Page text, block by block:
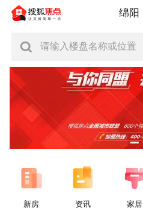
绵阳
请输入楼盘名称或位置
新房 资讯 家居